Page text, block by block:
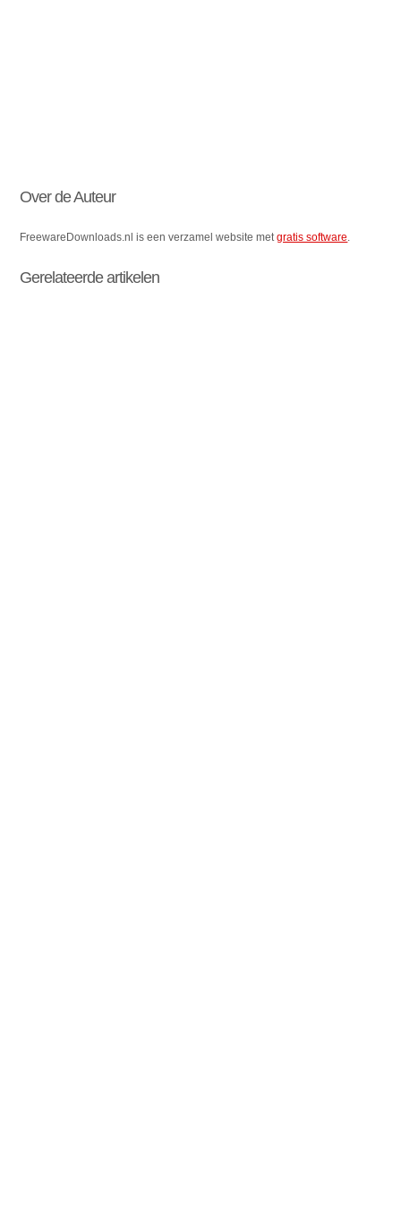
Over de Auteur
FreewareDownloads.nl is een verzamel website metgratis software.
Gerelateerde artikelen